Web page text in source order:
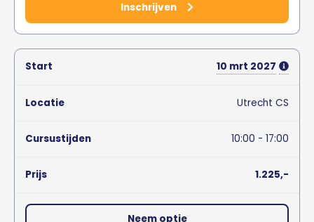
Inschrijven
10 mrt 2027
Utrecht CS
10:00 - 17:00
1.225,-
Neem optie